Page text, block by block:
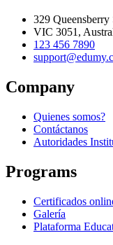
329
VIC 3051,
123 456 7890
Company
Quienes somos?
Contáctanos
Autoridades
Programs
Certificados
Galería
Plataforma